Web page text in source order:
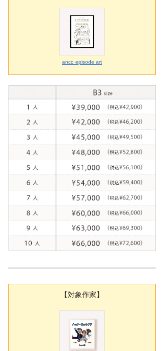
anco episode art
【対象作家】